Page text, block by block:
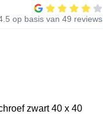
op basis van 49 reviews
zwart 40 x 40